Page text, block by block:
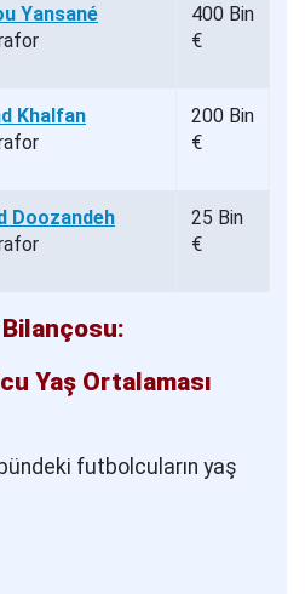
Yansané
400 Bin
€
Khalfan
200 Bin
€
Doozandeh
25 Bin
€
Bilançosu:
Yaş Ortalaması
futbolcuların yaş